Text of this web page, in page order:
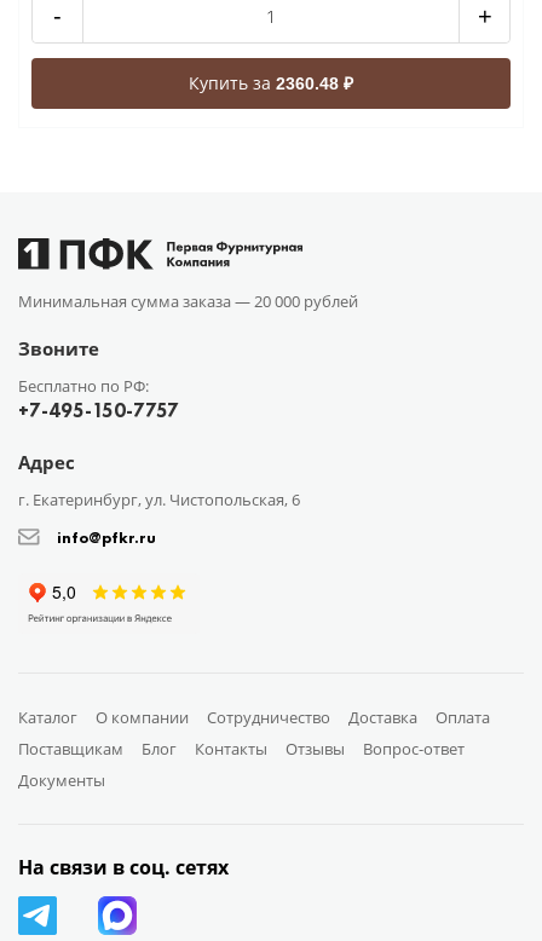
- +
Купить за 2360.48 ₽
Минимальная сумма заказа — 20 000 рублей
Звоните
Бесплатно по РФ:
+7-495-150-7757
Адрес
г. Екатеринбург, ул. Чистопольская, 6
info@pfkr.ru
Каталог О компании Сотрудничество Доставка
Оплата
Поставщикам
Блог Контакты Отзывы
Вопрос-ответ
Документы
На связи в соц. сетях